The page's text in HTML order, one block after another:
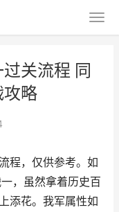
关流程 同
攻略
程，仅供参考。如
，虽然拿着历史百
添花。我军属性如